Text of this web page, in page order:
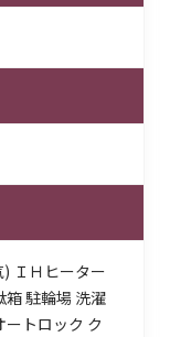
ＩＨヒーター
箱 駐輪場 洗濯
トロック ク